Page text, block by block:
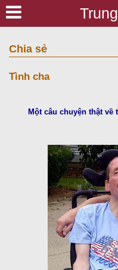
Chia sẻ
Tình cha
Một câu chuyện thật